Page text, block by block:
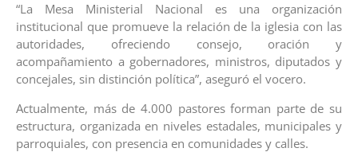
“La Mesa Ministerial Nacional es una organización
institucional que promueve la relación de la iglesia con las
autoridades, ofreciendo consejo, oración y
acompañamiento a gobernadores, ministros, diputados y
concejales, sin distinción política”, aseguró el vocero.
Actualmente, más de 4.000 pastores forman parte de su
estructura, organizada en niveles estadales, municipales y
parroquiales, con presencia en comunidades y calles.